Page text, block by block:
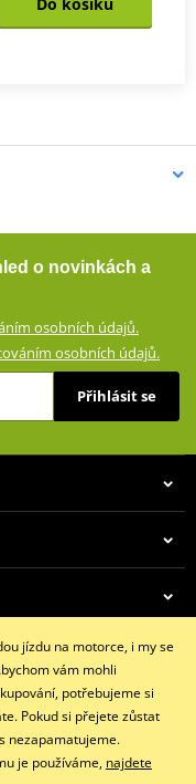
(CE certifikované,
3:2020 (AA)
o novinkách a
osobních údajů.
osobních údajů.
Přihlásit se
jízdu na motorce, i my se
vám mohli
potřebujeme si
Pokud si přejete zůstat
nezapamatujeme.
je používáme, najdete